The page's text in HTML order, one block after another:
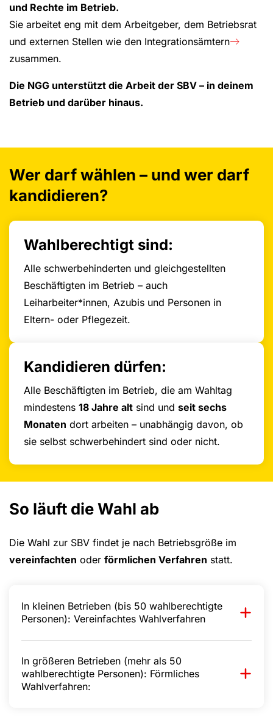
und Rechte im Betrieb.
Sie arbeitet eng mit dem Arbeitgeber, dem Betriebsrat
und externen Stellen wie den Integrationsämtern
zusammen.
Die NGG unterstützt die Arbeit der SBV – in deinem
Betrieb und darüber hinaus.
Wer darf wählen – und wer darf
kandidieren?
Wahlberechtigt sind:
Alle schwerbehinderten und gleichgestellten
Beschäftigten im Betrieb – auch
Leiharbeiter*innen, Azubis und Personen in
Eltern- oder Pflegezeit.
Kandidieren dürfen:
Alle Beschäftigten im Betrieb, die am Wahltag
mindestens 18 Jahre alt sind und seit sechs
Monaten dort arbeiten – unabhängig davon, ob
sie selbst schwerbehindert sind oder nicht.
So läuft die Wahl ab
Die Wahl zur SBV findet je nach Betriebsgröße im
vereinfachten oder förmlichen Verfahren statt.
In kleinen Betrieben (bis 50 wahlberechtigte
Personen): Vereinfachtes Wahlverfahren
In größeren Betrieben (mehr als 50
wahlberechtigte Personen): Förmliches
Wahlverfahren: